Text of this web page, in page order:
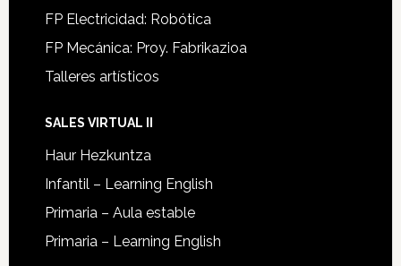
FP Electricidad: Robótica
FP Mecánica: Proy. Fabrikazioa
Talleres artísticos
SALES VIRTUAL II
Haur Hezkuntza
Infantil – Learning English
Primaria – Aula estable
Primaria – Learning English